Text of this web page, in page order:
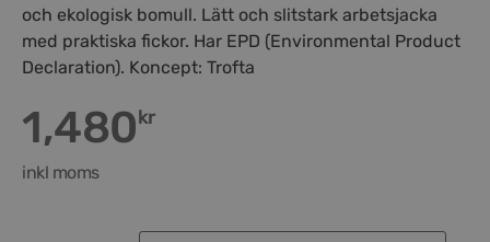
och ekologisk bomull. Lätt och slitstark arbetsjacka
med praktiska fickor. Har EPD (Environmental Product
Declaration). Koncept: Trofta
1,480kr
inkl moms